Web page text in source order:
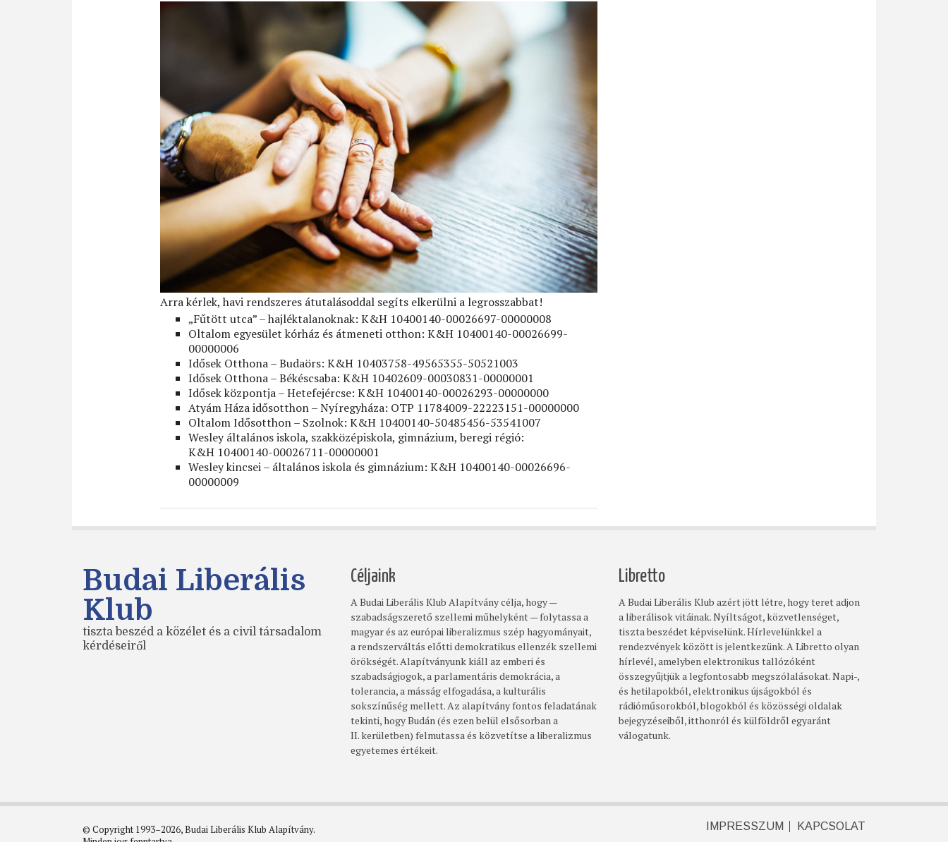
Arra kérlek, havi rendszeres átutalásoddal segíts elkerülni a legrosszabbat!
„Fűtött utca” – hajléktalanoknak: K&H 10400140-00026697-00000008
Oltalom egyesület kórház és átmeneti otthon: K&H 10400140-00026699-
00000006
Idősek Otthona – Budaörs: K&H 10403758-49565355-50521003
Idősek Otthona – Békéscsaba: K&H 10402609-00030831-00000001
Idősek központja – Hetefejércse: K&H 10400140-00026293-00000000
Atyám Háza idősotthon – Nyíregyháza: OTP 11784009-22223151-00000000
Oltalom Idősotthon – Szolnok: K&H 10400140-50485456-53541007
Wesley általános iskola, szakközépiskola, gimnázium, beregi régió:
K&H 10400140-00026711-00000001
Wesley kincsei – általános iskola és gimnázium: K&H 10400140-00026696-
00000009
Budai Liberális
Klub
tiszta beszéd a közélet és a civil társadalom
kérdéseiről
Céljaink
A Budai Liberális Klub Alapítvány célja, hogy —
szabadságszerető szellemi műhelyként — folytassa a
magyar és az európai liberalizmus szép hagyományait,
a rendszerváltás előtti demokratikus ellenzék szellemi
örökségét. Alapítványunk kiáll az emberi és
szabadságjogok, a parlamentáris demokrácia, a
tolerancia, a másság elfogadása, a kulturális
sokszínűség mellett. Az alapítvány fontos feladatának
tekinti, hogy Budán (és ezen belül elsősorban a
II. kerületben) felmutassa és közvetítse a liberalizmus
egyetemes értékeit.
Libretto
A Budai Liberális Klub azért jött létre, hogy teret adjon
a liberálisok vitáinak. Nyíltságot, közvetlenséget,
tiszta beszédet képviselünk. Hírlevelünkkel a
rendezvények között is jelentkezünk. A Libretto olyan
hírlevél, amelyben elektronikus tallózóként
összegyűjtjük a legfontosabb megszólalásokat. Napi-,
és hetilapokból, elektronikus újságokból és
rádióműsorokból, blogokból és közösségi oldalak
bejegyzéseiből, itthonról és külföldről egyaránt
válogatunk.
© Copyright 1993–2026, Budai Liberális Klub Alapítvány.
IMPRESSZUM KAPCSOLAT